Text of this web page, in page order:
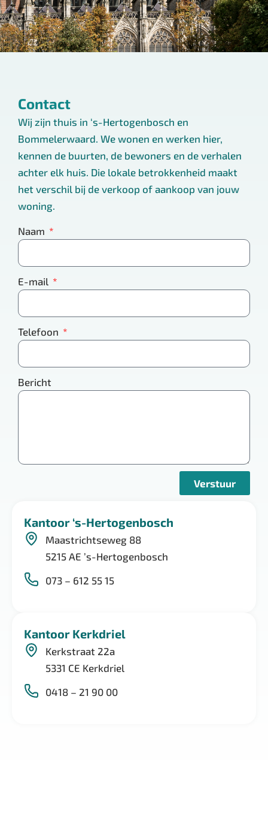
Contact
Wij zijn thuis in ‘s-Hertogenbosch en
Bommelerwaard. We wonen en werken hier,
kennen de buurten, de bewoners en de verhalen
achter elk huis. Die lokale betrokkenheid maakt
het verschil bij de verkoop of aankoop van jouw
woning.
Naam
E-mail
Telefoon
Bericht
Verstuur
Kantoor ‘s-Hertogenbosch
Maastrichtseweg 88
5215 AE ’s-Hertogenbosch
073 – 612 55 15
Kantoor Kerkdriel
Kerkstraat 22a
5331 CE Kerkdriel
0418 – 21 90 00